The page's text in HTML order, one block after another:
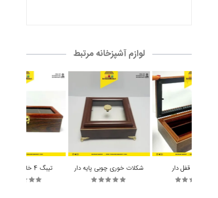
لوازم آشپزخانه مرتبط
جا کاردی قفل دار شکلات خوری چوبی پایه دار تیبگ 4 خانه مستطیل